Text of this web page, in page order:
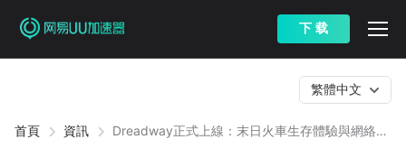
下 载
首頁 資訊
Dreadway正式上線：末日火車生存體驗與網絡優
繁體中文